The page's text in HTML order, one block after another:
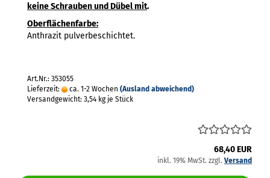
keine Schrauben und Dübel mit.
Oberflächenfarbe:
Anthrazit pulverbeschichtet.
Art.Nr.: 353055
Lieferzeit:
ca. 1-2 Wochen (Ausland abweichend)
Versandgewicht: 3,54 kg je Stück
68,40 EUR
inkl. 19% MwSt. zzgl. Versand